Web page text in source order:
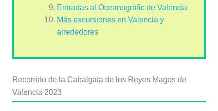
Entradas al Oceanogràfic de Valencia
Más excursiones en Valencia y
alrededores
Recorrido de la Cabalgata de los Reyes Magos de
Valencia 2023